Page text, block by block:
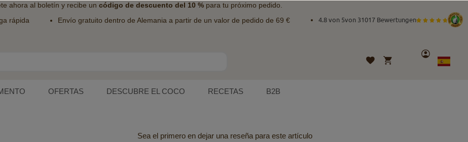
ahora al boletín y recibe un código de descuento del 10 %para tu próximo pedido.
rápida Envío gratuito dentro de Alemania a partir de un valor de pedido de 69 € 4.8 von 5von 31017 Bewertungen
Lista
Mi cesta
Cuenta
Lenguaje
Spanish
OFERTAS DESCUBRE EL COCO RECETAS B2B
Sea el primero en dejar una reseña para este artículo